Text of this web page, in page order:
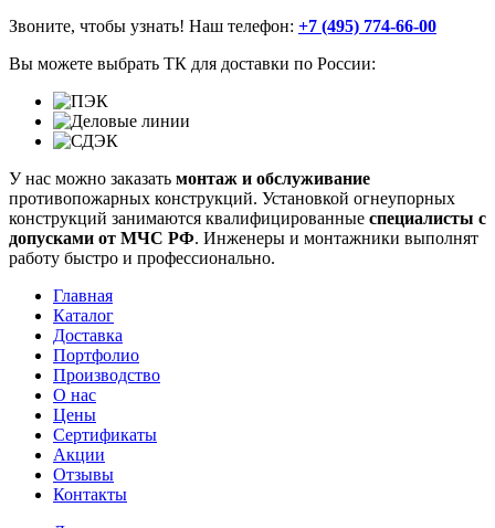
Звоните, чтобы узнать! Наш телефон: +7 (495) 774-66-00
Вы можете выбрать ТК для доставки по России:
У нас можно заказать монтаж и обслуживание
противопожарных конструкций. Установкой огнеупорных
конструкций занимаются квалифицированные специалисты с
допусками от МЧС РФ. Инженеры и монтажники выполнят
работу быстро и профессионально.
Главная
Каталог
Доставка
Портфолио
Производство
О нас
Цены
Сертификаты
Акции
Отзывы
Контакты